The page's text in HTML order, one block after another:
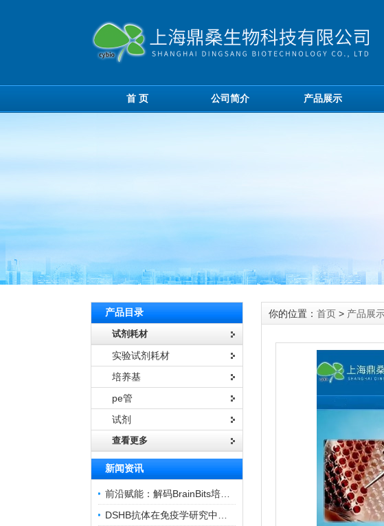
首 页 公司简介 产品展示
产品目录
试剂耗材
实验试剂耗材
培养基
pe管
试剂
查看更多
新闻资讯
你的位置： 首页 > 产品展